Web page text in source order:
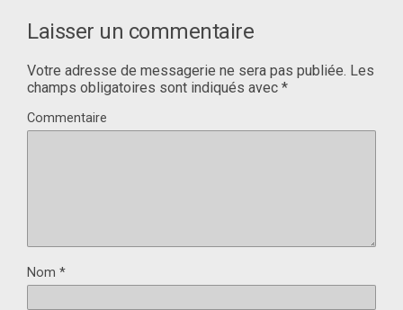
Laisser un commentaire
Votre adresse de messagerie ne sera pas publiée. Les
champs obligatoires sont indiqués avec *
Commentaire
Nom *